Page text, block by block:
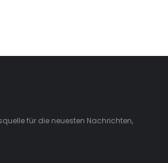
für die neuesten Nachrichten,